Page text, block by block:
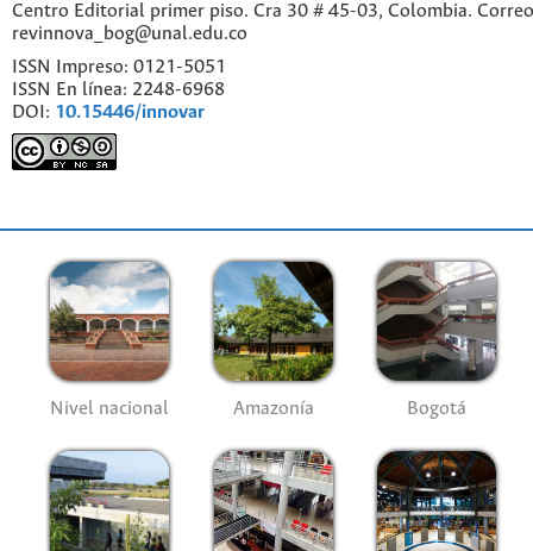
Centro Editorial primer piso. Cra 30 # 45-03, Colombia.
revinnova_bog@unal.edu.co
ISSN Impreso: 0121-5051
ISSN En línea: 2248-6968
DOI: 10.15446/innovar
Nivel nacional Amazonía Bogotá